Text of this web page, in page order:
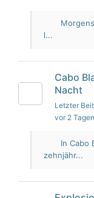
l...
Cabo
Nacht
Letzter
vor 2 Tagen
In Cabo
zehnjähr...